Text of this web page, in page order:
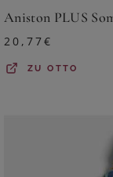
20,77€
ZUOTTO